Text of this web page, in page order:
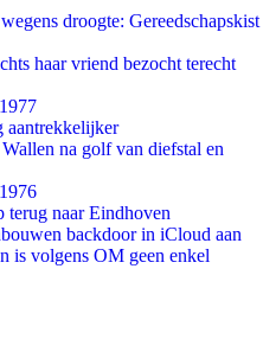
droogte: Gereedschapskist
haar vriend bezocht terecht
aantrekkelijker
na golf van diefstal en
naar Eindhoven
backdoor in iCloud aan
is volgens OM geen enkel